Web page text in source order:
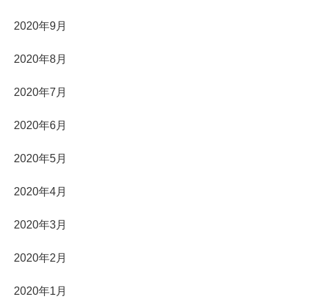
2020年9月
2020年8月
2020年7月
2020年6月
2020年5月
2020年4月
2020年3月
2020年2月
2020年1月